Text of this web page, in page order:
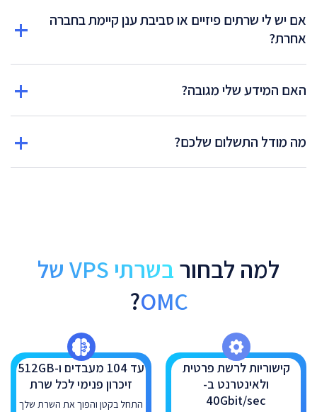
אם יש לי שרתים פיזיים או סביבת ענן קיימת בחברה
אחרת?
האם המידע שלי מגובה?
מה מודל התשלום שלכם?
למה לבחור
בשרתי VPS של
OMC
?
קישוריות לרשת פרטית
ולאינטרנט ב-
40Gbit/sec
עד 104 מעבדים ו-512GB
זיכרון פנימי לכל שרת
התחל בקטן והפוך את השרת שלך